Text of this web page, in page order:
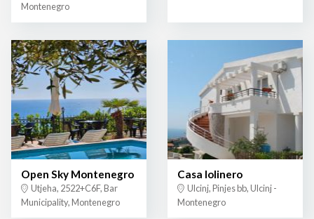
Montenegro
Open Sky Montenegro
Utjeha, 2522+C6F, Bar
Municipality, Montenegro
Casa lolinero
Ulcinj, Pinjes bb, Ulcinj -
Montenegro